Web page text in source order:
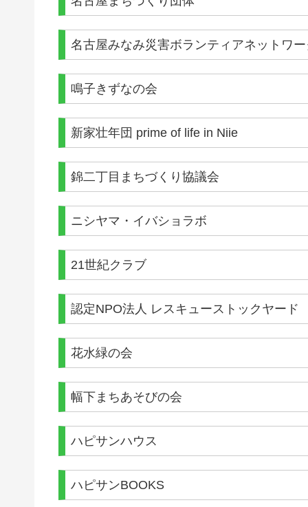
名古屋みなみ災害ボランティアネットワ
鳴子きずなの会
新家壮年団 prime of life in Niie
錦二丁目まちづくり協議会
ニシヤマ・イバショラボ
21世紀クラブ
認定NPO法人 レスキューストックヤード
花水緑の会
幅下まちあそびの会
ハピサンハウス
ハピサンBOOKS